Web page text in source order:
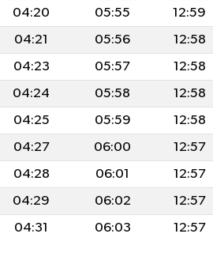
04:20 05:55 12:59
04:21 05:56 12:58
04:23 05:57 12:58
04:24 05:58 12:58
04:25 05:59 12:58
04:27 06:00 12:57
04:28 06:01 12:57
04:29 06:02 12:57
04:31 06:03 12:57